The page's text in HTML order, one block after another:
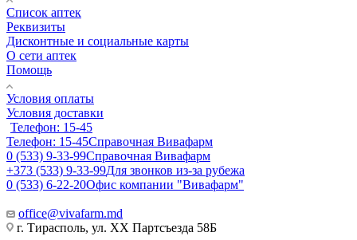
Список аптек
Реквизиты
Дисконтные и социальные карты
О сети аптек
Помощь
Условия оплаты
Условия доставки
Телефон: 15-45
Телефон: 15-45Справочная Вивафарм
0 (533) 9-33-99Справочная Вивафарм
+373 (533) 9-33-99Для звонков из-за рубежа
0 (533) 6-22-20Офис компании "Вивафарм"
office@vivafarm.md
г. Тирасполь, ул. ХХ Партсъезда 58Б